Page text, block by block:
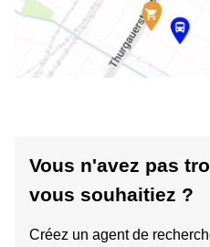
Vous n'avez pas
vous souhaitiez ?
Créez un agent de